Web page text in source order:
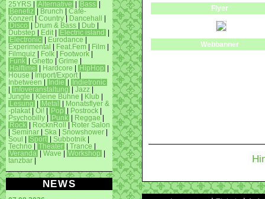
25YRS Alternative Bass
Benefiz
Brunch
Café-
Konzert
Country Dancehall
Disco
Drum & Bass Dub
Dubstep
Edit Electric island
Electronic
Eurodance
Experimental
Feat.Fem Film
Filmquiz
Folk Footwork
Funk
Ghetto Grime
Halftime
Hardcore HipHop
House
Import/Export
Inbetween
Indie
Indietronic
Infoveranstaltung Jazz
Jungle
Kleine Bühne Klub
Lesung
Metal
Monatsflyer &
-plakat
Oi! Pop Postrock
Psychobilly
Punk Reggae
Rock
RocknRoll
Roter Salon
Seminar Ska Snowshower
Soul
Sport Subbotnik
Techno
Theater Trance
Veranda
Wave Workshop
tanzbar
NEWS
Flyer
Webbanner